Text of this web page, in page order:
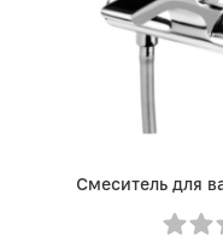
Смеситель для